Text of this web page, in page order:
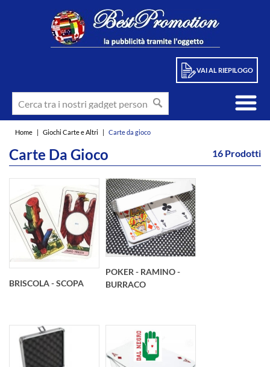
VAI AL RIEPILOGO
Home | Giochi Carte e Altri | Carte da gioco
Carte Da Gioco 16 Prodotti
BRISCOLA - SCOPA
POKER - RAMINO -
BURRACO